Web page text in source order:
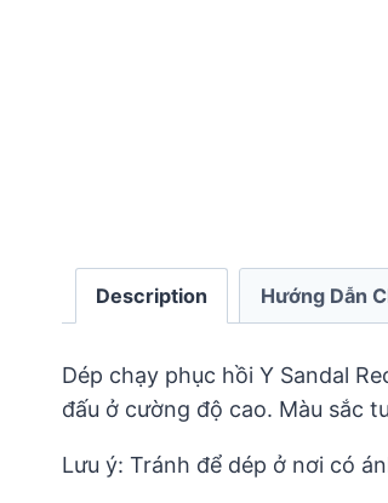
Description Hướng Dẫn
Dép chạy phục hồi Y Sandal
đấu ở cường độ cao. Màu sắc
Lưu ý: Tránh để dép ở nơi có